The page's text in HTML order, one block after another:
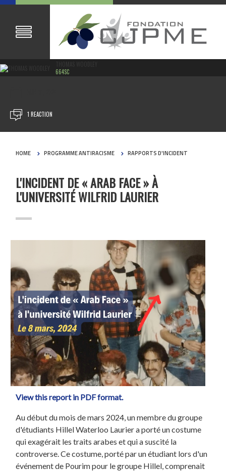
664SC
1 REACTION
HOME PROGRAMME ANTIRACISME RAPPORTS D'INCIDENT
L'INCIDENT DE « ARAB FACE » À
L'UNIVERSITÉ WILFRID LAURIER
View this report in PDF format.
Au début du mois de mars 2024, un membre du groupe
d'étudiants Hillel Waterloo Laurier a porté un costume
qui exagérait les traits arabes et qui a suscité la
controverse. Ce costume, porté par un étudiant lors d'un
événement de Pourim pour le groupe Hillel, comprenait